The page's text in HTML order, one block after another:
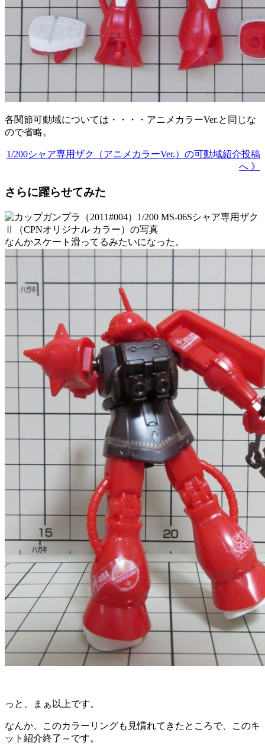
各関節可動域については・・・・アニメカラーVer.と同じな
ので省略。
1/200シャア専用ザク（アニメカラーVer.）の可動域紹介投稿
へ 》
さらに躍らせてみた
なんかスケート滑ってるみたいになった。
っと、まぁ以上です。
なんか、このカラーリングも見慣れてきたところで、このキ
ット紹介終了～です。